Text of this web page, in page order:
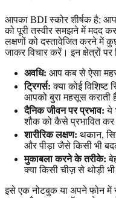
आपका BDI स्कोर शीर्षक है;
को पूरी तस्वीर समझने में मदद
लक्षणों को दस्तावेजित करने में
जाकर विचार करें। इन क्षेत्रों पर
अवधि: आप कब से ऐसा
ट्रिगर्स: क्या कोई विशिष्ट
आपको बुरा महसूस कराती
दैनिक जीवन पर प्रभाव: ये
शौक को कैसे प्रभावित कर
शारीरिक लक्षण: थकान,
और पीड़ा जैसे किसी भी
मुकाबला करने के तरीके:
क्या किसी चीज़ से थोड़ी
इसे एक नोटबुक या अपने फोन में